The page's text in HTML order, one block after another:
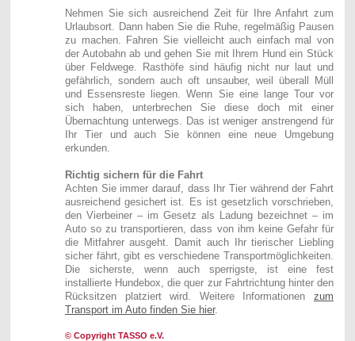
Nehmen Sie sich ausreichend Zeit für Ihre Anfahrt zum
Urlaubsort. Dann haben Sie die Ruhe, regelmäßig Pausen
zu machen. Fahren Sie vielleicht auch einfach mal von
der Autobahn ab und gehen Sie mit Ihrem Hund ein Stück
über Feldwege. Rasthöfe sind häufig nicht nur laut und
gefährlich, sondern auch oft unsauber, weil überall Müll
und Essensreste liegen. Wenn Sie eine lange Tour vor
sich haben, unterbrechen Sie diese doch mit einer
Übernachtung unterwegs. Das ist weniger anstrengend für
Ihr Tier und auch Sie können eine neue Umgebung
erkunden.
Richtig sichern für die Fahrt
Achten Sie immer darauf, dass Ihr Tier während der Fahrt
ausreichend gesichert ist. Es ist gesetzlich vorschrieben,
den Vierbeiner – im Gesetz als Ladung bezeichnet – im
Auto so zu transportieren, dass von ihm keine Gefahr für
die Mitfahrer ausgeht. Damit auch Ihr tierischer Liebling
sicher fährt, gibt es verschiedene Transportmöglichkeiten.
Die sicherste, wenn auch sperrigste, ist eine fest
installierte Hundebox, die quer zur Fahrtrichtung hinter den
Rücksitzen platziert wird. Weitere Informationenzum
Transport im Auto finden Sie hier.
© Copyright TASSO e.V.